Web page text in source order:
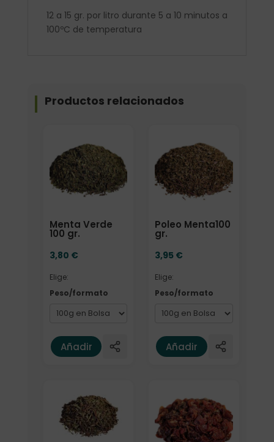
12 a 15 gr. por litro durante 5 a 10 minutos a
100ºC de temperatura
Productos relacionados
Menta Verde
100 gr.
3,80 €
Elige:
Peso/formato
Añadir
Poleo Menta100
gr.
3,95 €
Elige:
Peso/formato
Añadir
Elige: Peso/formato